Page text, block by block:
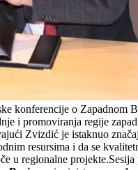
konferencije o
i promoviranja regije
Zvizdić je istaknuo
resursima i da se
u regionalne